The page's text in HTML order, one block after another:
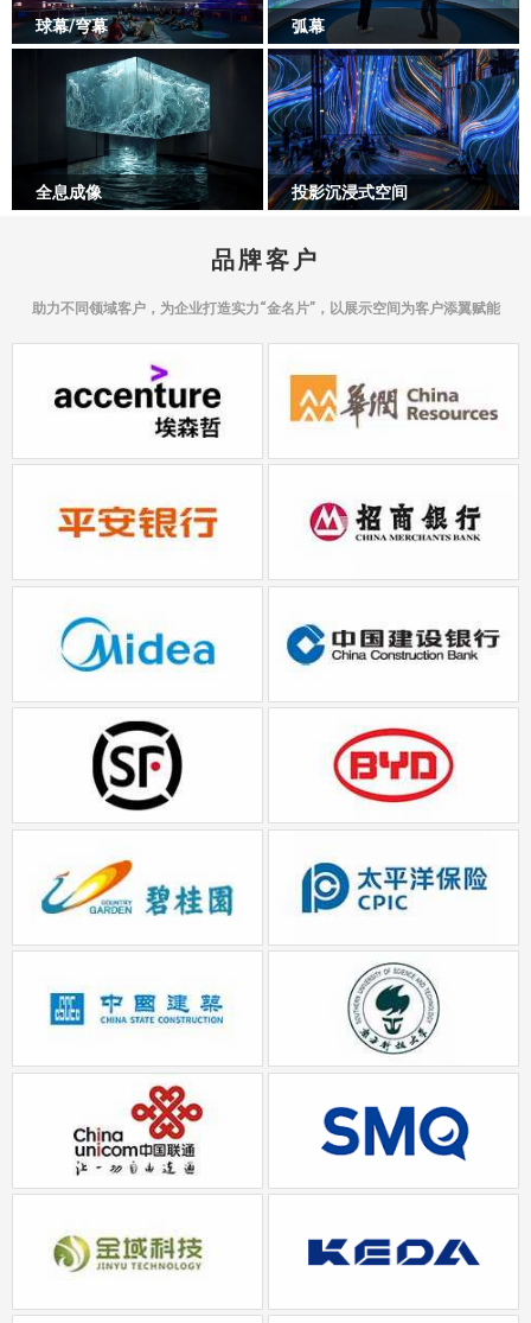
球幕/穹幕 弧幕
全息成像 投影沉浸式空间
品牌客户
助力不同领域客户，为企业打造实力“金名片”，以展示空间为客户添翼赋能